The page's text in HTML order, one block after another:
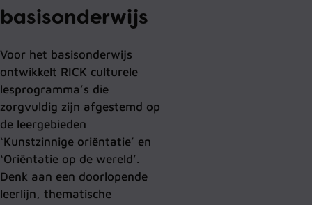
basisonderwijs
Voor het basisonderwijs
ontwikkelt RICK culturele
lesprogramma’s die
zorgvuldig zijn afgestemd op
de leergebieden
‘Kunstzinnige oriëntatie’ en
‘Oriëntatie op de wereld’.
Denk aan een doorlopende
leerlijn, thematische